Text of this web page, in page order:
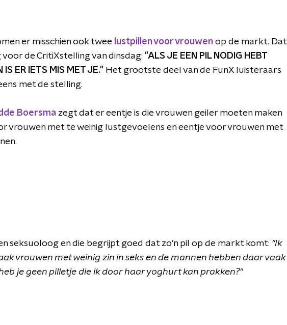
er misschien ook twee lustpillen voor vrouwen op de markt. Dat
de CritiXstelling van dinsdag: "ALS JE EEN PIL NODIG HEBT
IS ER IETS MIS MET JE." Het grootste deel van de FunX luisteraars
met de stelling.
Boersma zegt dat er eentje is die vrouwen geiler moeten maken
vrouwen met te weinig lustgevoelens en eentje voor vrouwen met
seksuoloog en die begrijpt goed dat zo'n pil op de markt komt: "Ik
vrouwen met weinig zin in seks en de mannen hebben daar vaak
je geen pilletje die ik door haar yoghurt kan prakken?"